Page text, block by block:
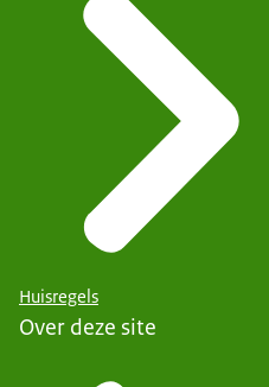
Huisregels
Over deze site